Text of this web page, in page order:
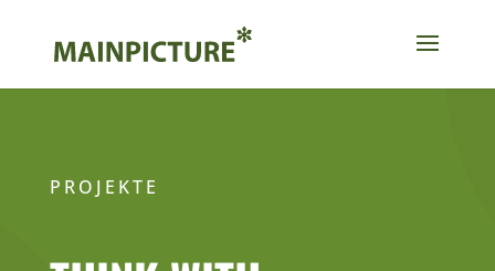
PROJEKTE